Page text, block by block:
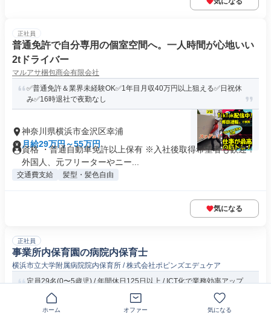
正社員
普通免許で自分専用の個室空間へ。一人時間が心地いい
2tドライバー
マルアサ梱包商会有限会社
✅普通免許＆業界未経験OK✅1年目月収40万円以上狙える✅日祝休
み✅16時退社で夜勤なし
神奈川県横浜市金沢区幸浦
月給29万円～55万円
資格 ・普通自動車免許以上保有 ※入社後取得希望者も歓迎！
外国人、元フリーターやニー...
交通費支給 髪型・髪色自由
気になる
正社員
事業所内保育園の病院内保育士
横浜市立大学附属病院院内保育所 / 株式会社ポピンズエデュケア
定員29名(0〜5歳児) / 年間休日125日以上 / ICT化で業務効率アップ
/ 充実...
ホーム オファー 気になる